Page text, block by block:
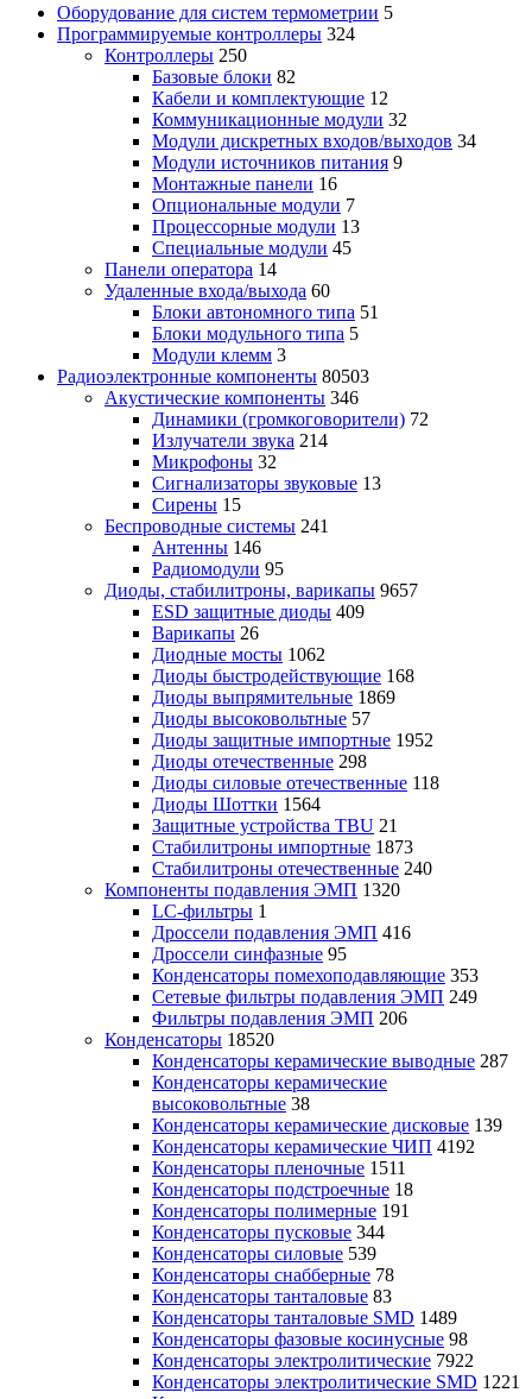
Оборудование для систем термометрии 5
Программируемые контроллеры 324
Контроллеры 250
Базовые блоки 82
Кабели и комплектующие 12
Коммуникационные модули 32
Модули дискретных входов/выходов 34
Модули источников питания 9
Монтажные панели 16
Опциональные модули 7
Процессорные модули 13
Специальные модули 45
Панели оператора 14
Удаленные входа/выхода 60
Блоки автономного типа 51
Блоки модульного типа 5
Модули клемм 3
Радиоэлектронные компоненты 80503
Акустические компоненты 346
Динамики (громкоговорители) 72
Излучатели звука 214
Микрофоны 32
Сигнализаторы звуковые 13
Сирены 15
Беспроводные системы 241
Антенны 146
Радиомодули 95
Диоды, стабилитроны, варикапы 9657
ESD защитные диоды 409
Варикапы 26
Диодные мосты 1062
Диоды быстродействующие 168
Диоды выпрямительные 1869
Диоды высоковольтные 57
Диоды защитные импортные 1952
Диоды отечественные 298
Диоды силовые отечественные 118
Диоды Шоттки 1564
Защитные устройства TBU 21
Стабилитроны импортные 1873
Стабилитроны отечественные 240
Компоненты подавления ЭМП 1320
LC-фильтры 1
Дроссели подавления ЭМП 416
Дроссели синфазные 95
Конденсаторы помехоподавляющие 353
Сетевые фильтры подавления ЭМП 249
Фильтры подавления ЭМП 206
Конденсаторы 18520
Конденсаторы керамические выводные 287
Конденсаторы керамические
высоковольтные 38
Конденсаторы керамические дисковые 139
Конденсаторы керамические ЧИП 4192
Конденсаторы пленочные 1511
Конденсаторы подстроечные 18
Конденсаторы полимерные 191
Конденсаторы пусковые 344
Конденсаторы силовые 539
Конденсаторы снабберные 78
Конденсаторы танталовые 83
Конденсаторы танталовые SMD 1489
Конденсаторы фазовые косинусные 98
Конденсаторы электролитические 7922
Конденсаторы электролитические SMD 1221